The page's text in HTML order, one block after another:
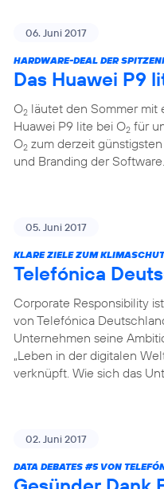
06. Juni 2017
HARDWARE-DEAL DER
Das Huawei P9
O2 läutet den Sommer mit
Huawei P9 lite bei O2 für
O2 zum derzeit
und Branding der
05. Juni 2017
KLARE ZIELE ZUM
Telefónica
Corporate Responsibility
von Telefónica
Unternehmen seine
„Leben in der digitalen
verknüpft. Wie sich das
02. Juni 2017
DATA DEBATES #5VON